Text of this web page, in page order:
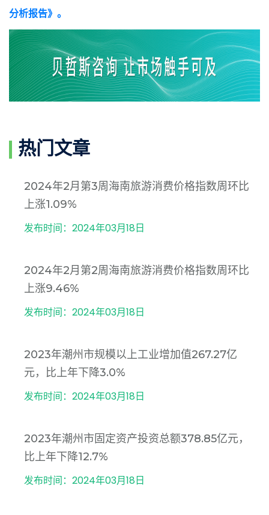
分析报告》。
热门文章
2024年2月第3周海南旅游消费价格指数周环比
上涨1.09%
发布时间：2024年03月18日
2024年2月第2周海南旅游消费价格指数周环比
上涨9.46%
发布时间：2024年03月18日
2023年潮州市规模以上工业增加值267.27亿
元，比上年下降3.0%
发布时间：2024年03月18日
2023年潮州市固定资产投资总额378.85亿元，
比上年下降12.7%
发布时间：2024年03月18日